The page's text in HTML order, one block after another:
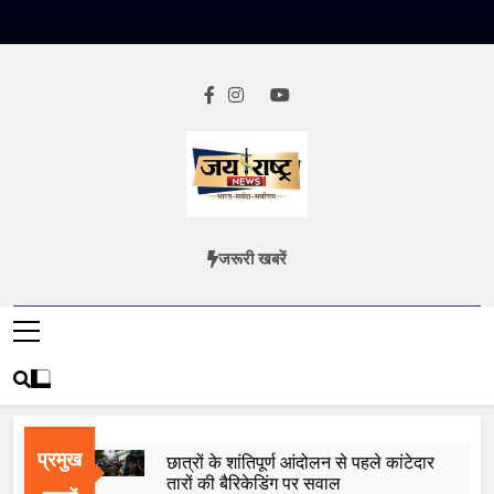
Jai Rashtra
हिंदी समाचार
जरूरी खबरें
प्रमुख
छात्रों के शांतिपूर्ण आंदोलन से पहले कांटेदार
तारों की बैरिकेडिंग पर सवाल